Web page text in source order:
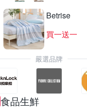
Betrise
買一送一
嚴選品牌
食品生鮮